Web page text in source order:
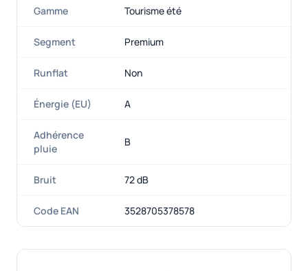
Gamme Tourisme été
Segment Premium
Runflat Non
Énergie (EU) A
Adhérence
pluie
B
Bruit 72 dB
Code EAN 3528705378578